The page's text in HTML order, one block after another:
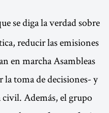
se diga la verdad sobre
reducir las emisiones
en marcha Asambleas
la toma de decisiones- y
Además, el grupo